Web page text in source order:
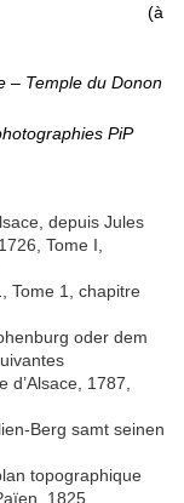
– Temple du Donon
PiP
depuis Jules
Tome I,
Tome 1, chapitre
oder dem
d’Alsace, 1787,
Berg samt seinen
topographique
1825